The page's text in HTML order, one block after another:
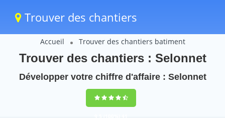
Trouver des chantiers
Accueil Trouver des chantiers batiment
Trouver des chantiers : Selonnet
Développer votre chiffre d'affaire : Selonnet
9,5(100%)41